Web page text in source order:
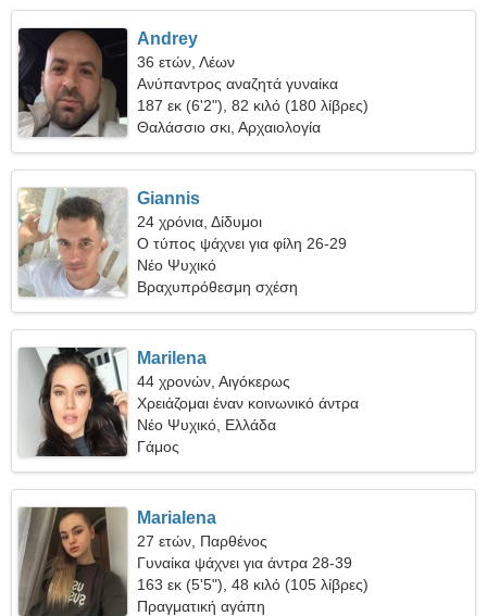
Andrey
36 ετών, Λέων
Ανύπαντρος αναζητά γυναίκα
187 εκ (6'2"), 82 κιλό (180 λίβρες)
Θαλάσσιο σκι, Αρχαιολογία
Giannis
24 χρόνια, Δίδυμοι
Ο τύπος ψάχνει για φίλη 26-29
Νέο Ψυχικό
Βραχυπρόθεσμη σχέση
Marilena
44 χρονών, Αιγόκερως
Χρειάζομαι έναν κοινωνικό άντρα
Νέο Ψυχικό, Ελλάδα
Γάμος
Marialena
27 ετών, Παρθένος
Γυναίκα ψάχνει για άντρα 28-39
163 εκ (5'5"), 48 κιλό (105 λίβρες)
Πραγματική αγάπη